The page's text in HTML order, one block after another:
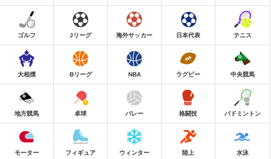
ゴルフ Jリーグ 海外サッカー 日本代表 テニス
大相撲 Bリーグ NBA ラグビー 中央競馬
地方競馬 卓球 バレー 格闘技 バドミントン
モーター フィギュア ウィンター 陸上 水泳